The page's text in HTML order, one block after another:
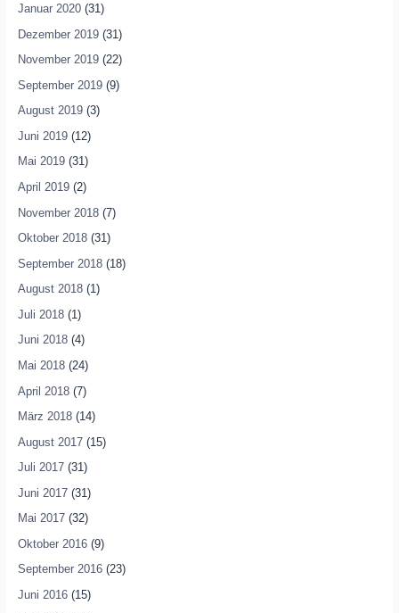
Januar 2020(31)
Dezember 2019(31)
November 2019(22)
September 2019(9)
August 2019(3)
Juni 2019(12)
Mai 2019(31)
April 2019(2)
November 2018(7)
Oktober 2018(31)
September 2018(18)
August 2018(1)
Juli 2018(1)
Juni 2018(4)
Mai 2018(24)
April 2018(7)
März 2018(14)
August 2017(15)
Juli 2017(31)
Juni 2017(31)
Mai 2017(32)
Oktober 2016(9)
September 2016(23)
Juni 2016(15)